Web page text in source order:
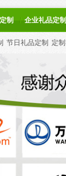
制 企业礼品定制
节日礼品定制 定